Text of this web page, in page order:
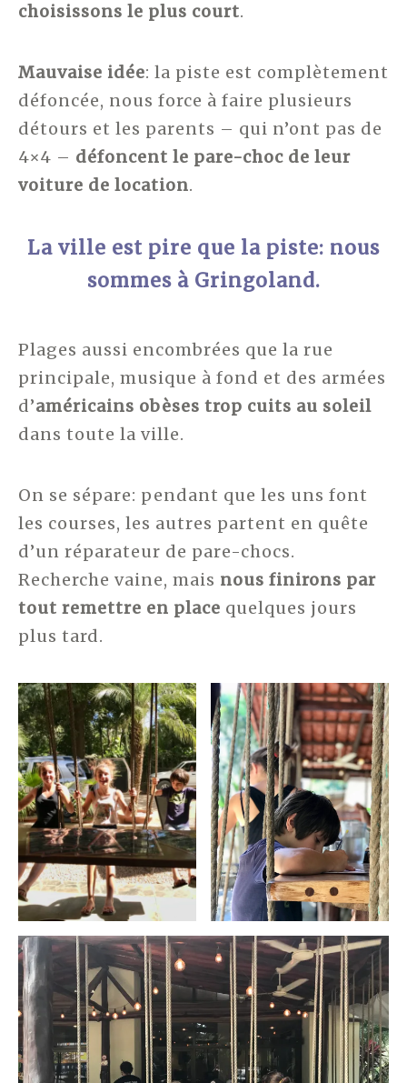
choisissons le plus court.
Mauvaise idée: la piste est complètement
défoncée, nous force à faire plusieurs
détours et les parents – qui n’ont pas de
4×4 – défoncent le pare-choc de leur
voiture de location.
La ville est pire que la piste: nous
sommes à Gringoland.
Plages aussi encombrées que la rue
principale, musique à fond et des armées
d’américains obèses trop cuits au soleil
dans toute la ville.
On se sépare: pendant que les uns font
les courses, les autres partent en quête
d’un réparateur de pare-chocs.
Recherche vaine, mais nous finirons par
tout remettre en place quelques jours
plus tard.